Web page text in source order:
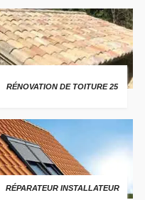
RÉNOVATION DE TOITURE 25
RÉPARATEUR INSTALLATEUR